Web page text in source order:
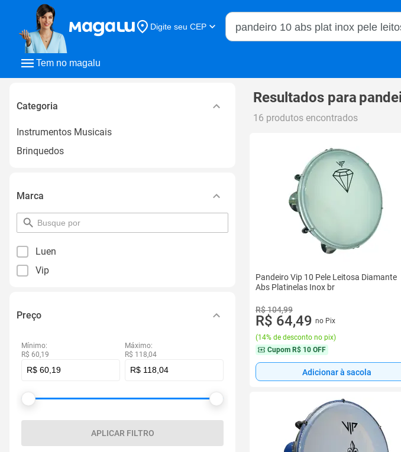
Tem no magalu
Digite seu CEP
Buscar no Magalu
Categoria
Instrumentos Musicais
Brinquedos
Marca
pesquisar
por
Luen
Vip
Preço
Mínimo:
R$ 60,19
Máximo:
R$ 118,04
APLICAR FILTRO
Resultados para
16 produtos encontrados
Pandeiro Vip 10 Pele Leitosa Diamante
Abs Platinelas Inox br
R$ 104,99
R$ 64,49 no Pix
(14% de desconto no pix)
Cupom R$ 10 OFF
Adicionar à sacola